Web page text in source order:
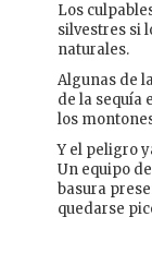
Los
silvestres si
naturales.
Algunas de
de la sequía
los
Y el peligro
Un equipo
basura
quedarse